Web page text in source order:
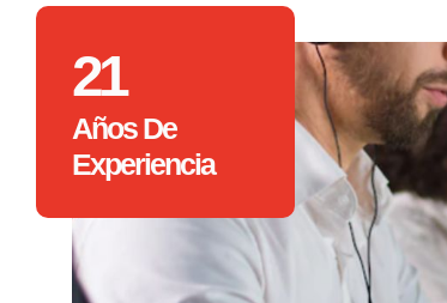
21
Años De
Experiencia